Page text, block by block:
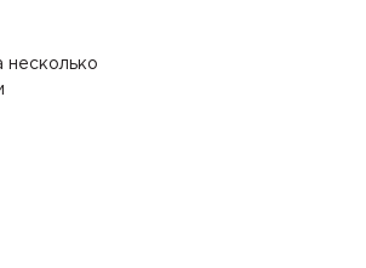
несколько